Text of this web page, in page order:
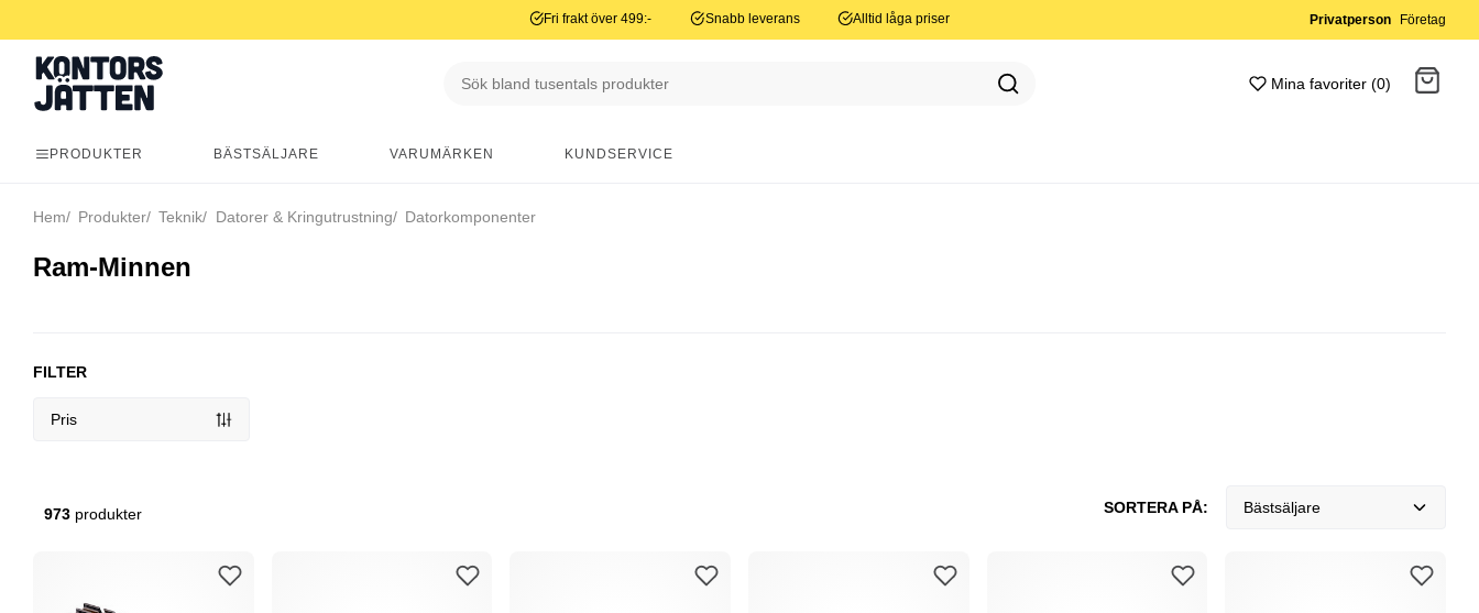
Fri frakt över 499:- Snabb leverans Alltid låga priser Privatperson Företag
Mina favoriter (0)
PRODUKTER BÄSTSÄLJARE VARUMÄRKEN KUNDSERVICE
Hem Produkter Teknik Datorer & Kringutrustning Datorkomponenter
Ram-Minnen
FILTER
Pris
SORTERA PÅ: Bästsäljare
973 produkter